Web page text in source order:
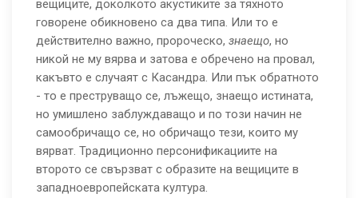
вещиците, доколкото акустиките за тяхното
говорене обикновено са два типа. Или то е
действително важно, пророческо, знаещо, но
никой не му вярва и затова е обречено на провал,
какъвто е случаят с Касандра. Или пък обратното
- то е преструващо се, лъжещо, знаещо истината,
но умишлено заблуждаващо и по този начин не
самообричащо се, но обричащо тези, които му
вярват. Традиционно персонификациите на
второто се свързват с образите на вещиците в
западноевропейската култура.